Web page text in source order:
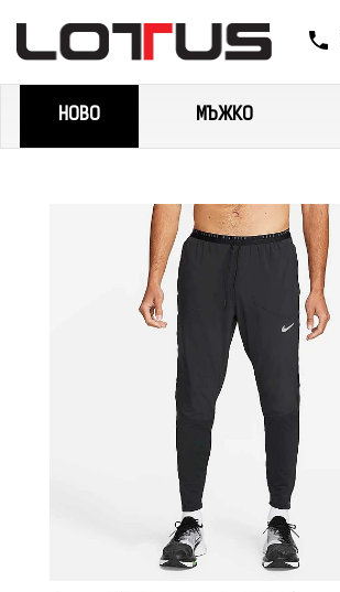
НОВО МЪЖКО